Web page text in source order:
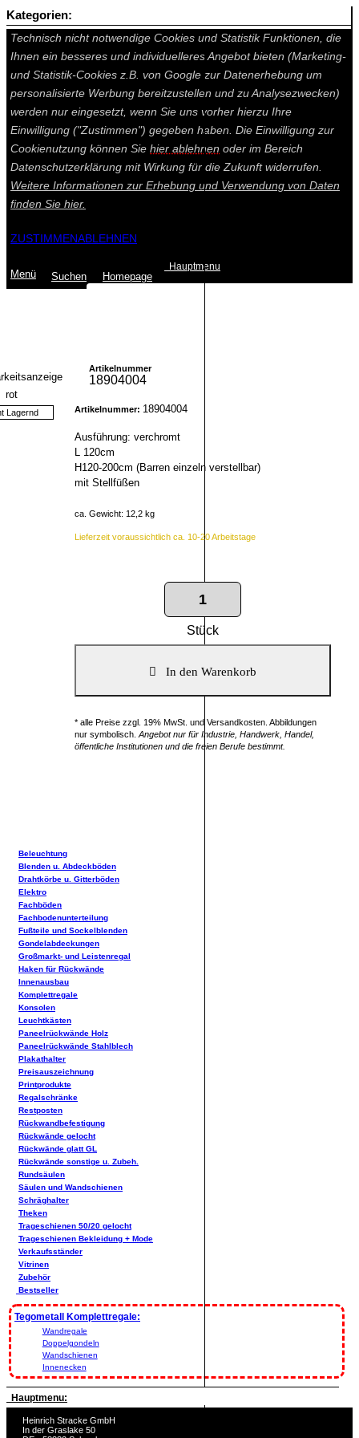
Auf dieser Seite werden technisch notwendige Cookies gesetzt.
Technisch nicht notwendige Cookies und Statistik Funktionen, die
Ihnen ein besseres und individuelleres Angebot bieten (Marketing-
und Statistik-Cookies z.B. von Google zur Datenerhebung um
personalisierte Werbung bereitzustellen und zu Analysezwecken)
werden nur eingesetzt, wenn Sie uns vorher hierzu Ihre
Einwilligung ("Zustimmen") gegeben haben. Die Einwilligung zur
Cookienutzung können Sie hier ablehnen oder im Bereich
Datenschutzerklärung mit Wirkung für die Zukunft widerrufen.
Weitere Informationen zur Erhebung und Verwendung von Daten
finden Sie hier.
ZUSTIMMENABLEHNEN
Menü Suchen Homepage
Hauptmenu
Lagernd
Artikelnummer
18904004
Artikelnummer: 18904004
Ausführung: verchromt
L 120cm
H120-200cm (Barren einzeln verstellbar)
mit Stellfüßen
ca. Gewicht: 12,2 kg
Lieferzeit voraussichtlich ca. 10-20 Arbeitstage
Stück
* alle Preise zzgl. 19% MwSt. und Versandkosten. Abbildungen
nur symbolisch. Angebot nur für Industrie, Handwerk, Handel,
öffentliche Institutionen und die freien Berufe bestimmt.
Kategorien:
Beleuchtung
Blenden u. Abdeckböden
Drahtkörbe u. Gitterböden
Elektro
Fachböden
Fachbodenunterteilung
Fußteile und Sockelblenden
Gondelabdeckungen
Großmarkt- und Leistenregal
Haken für Rückwände
Innenausbau
Komplettregale
Konsolen
Leuchtkästen
Paneelrückwände Holz
Paneelrückwände Stahlblech
Plakathalter
Preisauszeichnung
Printprodukte
Regalschränke
Restposten
Rückwandbefestigung
Rückwände gelocht
Rückwände glatt GL
Rückwände sonstige u. Zubeh.
Rundsäulen
Säulen und Wandschienen
Schräghalter
Theken
Trageschienen 50/20 gelocht
Trageschienen Bekleidung + Mode
Verkaufsständer
Vitrinen
Zubehör
Bestseller
Tegometall Komplettregale:
Wandregale
Doppelgondeln
Wandschienen
Innenecken
Hauptmenu:
Heinrich Stracke GmbH
In der Graslake 50